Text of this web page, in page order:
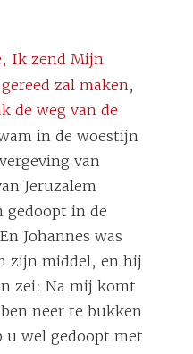
Ik zend Mijn
zal maken,
de weg van de
in de woestijn
van
Jeruzalem
gedoopt in de
Johannes was
zijn middel, en hij
zei: Na mij komt
neer te bukken
u wel gedoopt met